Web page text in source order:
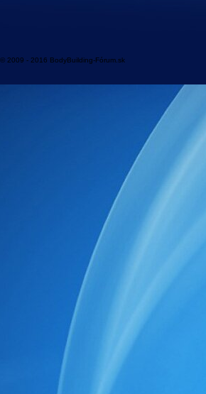
© 2009 - 2016 BodyBuilding-Fórum.sk